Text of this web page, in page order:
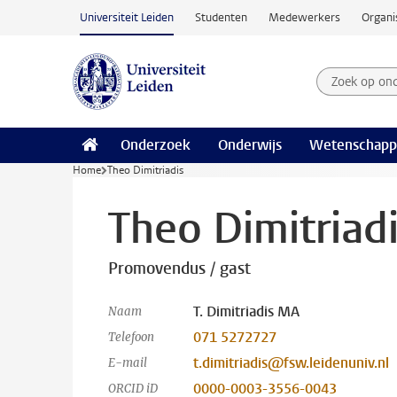
Ga naar hoofdinhoud
Universiteit Leiden Studenten Medewerkers
Zoek op
Zoekterm
Onderzoek Onderwijs
Home Theo Dimitriadis
Theo
Promovendus / gast
Naam T. Dimitriadis MA
Telefoon 071 5272727
E-mail t.dimitriadis@fsw.leidenuniv.nl
ORCID iD 0000-0003-3556-0043